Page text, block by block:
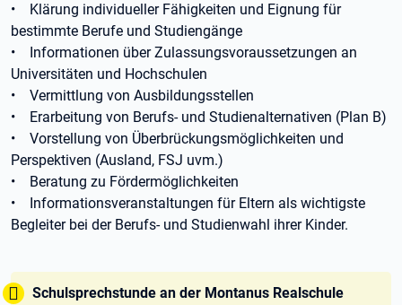
• Klärung individueller Fähigkeiten und Eignung für
bestimmte Berufe und Studiengänge
• Informationen über Zulassungsvoraussetzungen an
Universitäten und Hochschulen
• Vermittlung von Ausbildungsstellen
• Erarbeitung von Berufs- und Studienalternativen (Plan B)
• Vorstellung von Überbrückungsmöglichkeiten und
Perspektiven (Ausland, FSJ uvm.)
• Beratung zu Fördermöglichkeiten
• Informationsveranstaltungen für Eltern als wichtigste
Begleiter bei der Berufs- und Studienwahl ihrer Kinder.
Tipp:
Schulsprechstunde an der Montanus Realschule